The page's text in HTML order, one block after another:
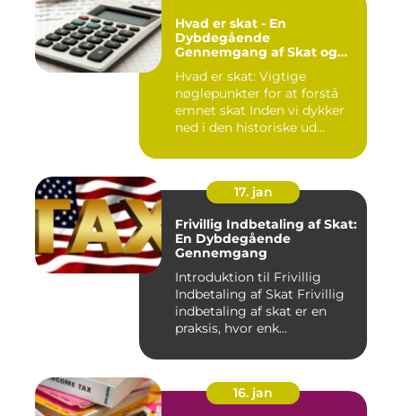
Hvad er skat - En
Dybdegående
Gennemgang af Skat og
Tid
Hvad er skat: Vigtige
nøglepunkter for at forstå
emnet skat Inden vi dykker
ned i den historiske ud...
17. jan
Frivillig Indbetaling af Skat:
En Dybdegående
Gennemgang
Introduktion til Frivillig
Indbetaling af Skat Frivillig
indbetaling af skat er en
praksis, hvor enk...
16. jan